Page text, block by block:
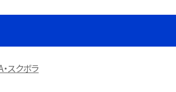
スクボラ